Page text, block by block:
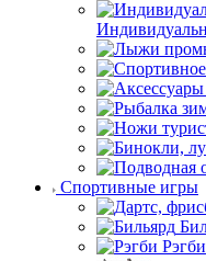
Спортивные игры
Рэгби